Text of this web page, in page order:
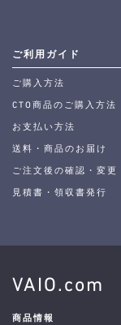
ご利用ガイド
ご購入方法
CTO商品のご購入方法
お支払い方法
送料・商品のお届け
ご注文後の確認・変更
見積書・領収書発行
VAIO.com
商品情報